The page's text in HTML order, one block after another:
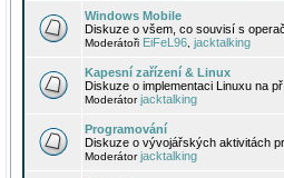
Windows Mobile
Diskuze o všem, co souvisí s
Moderátoři EiFeL96 jacktalking
Kapesní zařízení & Linux
Diskuze o implementaci Linuxu na
Moderátorjacktalking
Programování
Diskuze o vývojářských aktivitách
Moderátorjacktalking